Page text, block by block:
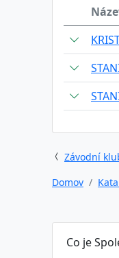
Závodní
Domov
Co je